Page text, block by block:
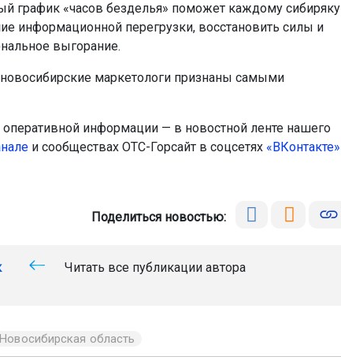
график «часов безделья» поможет каждому сибиряку
информационной перегрузки, восстановить силы и
выгорание.
маркетологи признаны самыми
информации — в новостной ленте нашего
и сообществах ОТС-Горсайт в соцсетях «ВКонтакте»
Поделиться новостью:
Читать все публикации автора
Новосибирская область